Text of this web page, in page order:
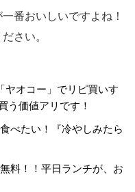
番おいしいですよね！
さい。
ヤオコー」でリピ買いす
う価値アリです！
べたい！『冷やしみたら
料！！平日ランチが、お